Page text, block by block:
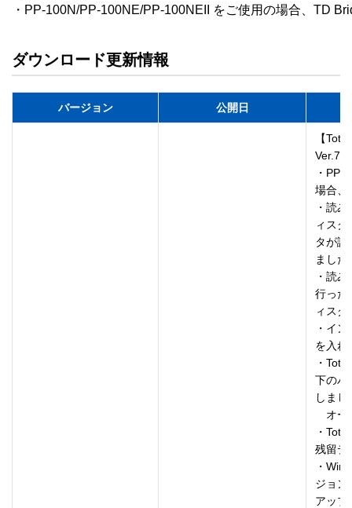
ダウンロード更新情報
バージョン 公開日
【
・PP-
場合、
・読
ィス
タが
ました
・読
行った
ィス
・イ
を入れ
・
下のバ
しまし
オー
・
残留デ
・
ジョン
アップ